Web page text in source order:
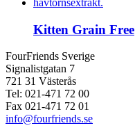
Kitten Grain Free
FourFriends Sverige
Signalistgatan 7
721 31 Västerås
Tel: 021-471 72 00
Fax 021-471 72 01
info@fourfriends.se